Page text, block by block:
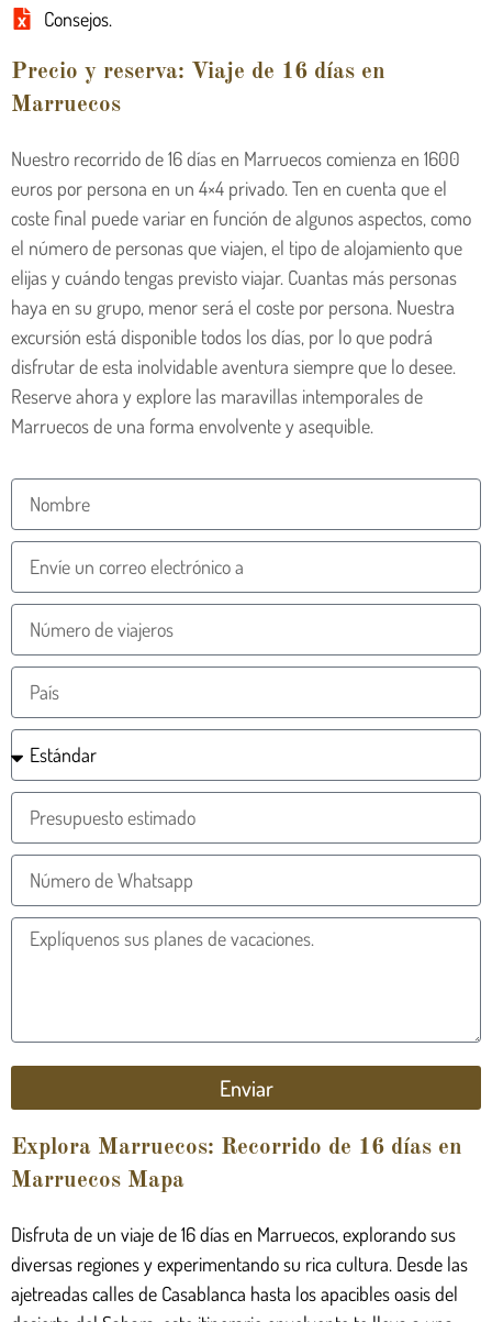
Consejos.
Precio y reserva: Viaje de 16 días en
Marruecos
Nuestro recorrido de 16 días en Marruecos comienza en 1600
euros por persona en un 4×4 privado. Ten en cuenta que el
coste final puede variar en función de algunos aspectos, como
el número de personas que viajen, el tipo de alojamiento que
elijas y cuándo tengas previsto viajar. Cuantas más personas
haya en su grupo, menor será el coste por persona. Nuestra
excursión está disponible todos los días, por lo que podrá
disfrutar de esta inolvidable aventura siempre que lo desee.
Reserve ahora y explore las maravillas intemporales de
Marruecos de una forma envolvente y asequible.
Enviar
Explora Marruecos: Recorrido de 16 días en
Marruecos Mapa
Disfruta de un viaje de 16 días en Marruecos, explorando sus
diversas regiones y experimentando su rica cultura. Desde las
ajetreadas calles de Casablanca hasta los apacibles oasis del